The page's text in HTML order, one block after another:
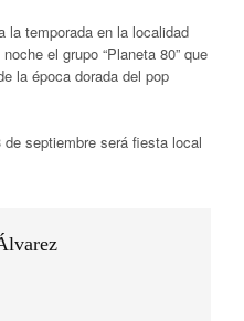
la temporada en la localidad
el grupo “Planeta 80” que
la época dorada del pop
septiembre será fiesta local